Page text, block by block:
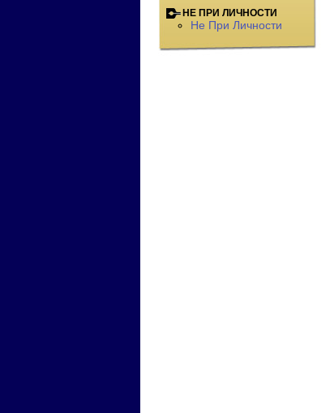
НЕ ПРИ ЛИЧНОСТИ
Не При Личности